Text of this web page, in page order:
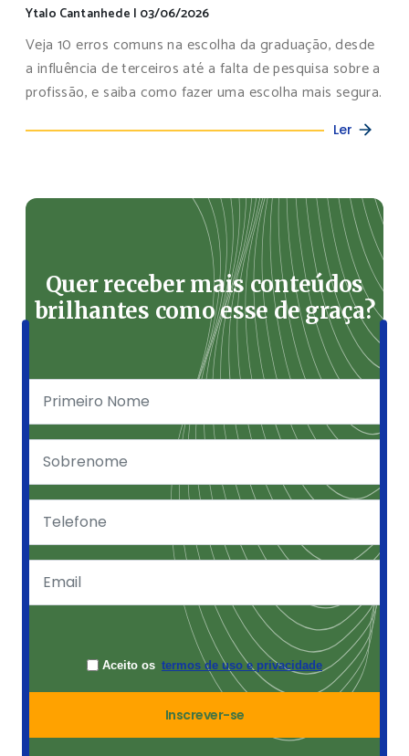
Ytalo Cantanhede | 03/06/2026
Veja 10 erros comuns na escolha da graduação, desde
a influência de terceiros até a falta de pesquisa sobre a
profissão, e saiba como fazer uma escolha mais segura.
Ler
Quer receber mais conteúdos
brilhantes como esse de graça?
Aceito os termos de uso e privacidade
Inscrever-se